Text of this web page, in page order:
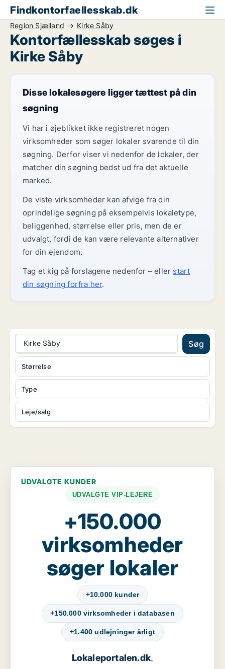
Findkontorfaellesskab.dk
Region Sjælland Kirke Såby
Kontorfællesskab søges i
Kirke Såby
Disse lokalesøgere ligger tættest på din
søgning
Vi har i øjeblikket ikke registreret nogen
virksomheder som søger lokaler svarende til din
søgning. Derfor viser vi nedenfor de lokaler, der
matcher din søgning bedst ud fra det aktuelle
marked.
De viste virksomheder kan afvige fra din
oprindelige søgning på eksempelvis lokaletype,
beliggenhed, størrelse eller pris, men de er
udvalgt, fordi de kan være relevante alternativer
for din ejendom.
Tag et kig på forslagene nedenfor – eller start
din søgning forfra her.
Kirke Såby Søg
Type
Leje/salg
Størrelse
UDVALGTE KUNDER
UDVALGTE VIP-LEJERE
+150.000
virksomheder
søger lokaler
+10.000 kunder
+150.000 virksomheder i databasen
+1.400 udlejninger årligt
Lokaleportalen.dk,